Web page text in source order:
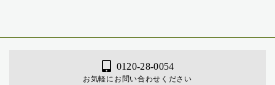
0120-28-0054
お気軽にお問い合わせください